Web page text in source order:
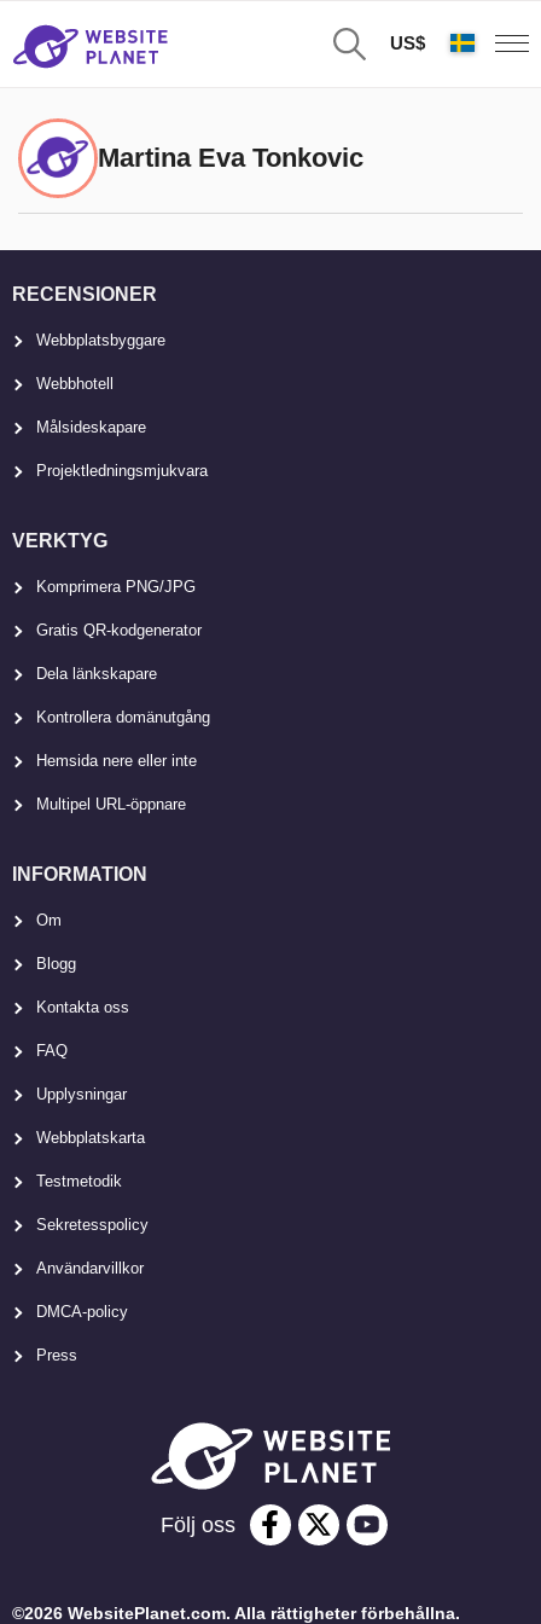
US$
Martina Eva Tonkovic
RECENSIONER
Webbplatsbyggare
Webbhotell
Målsideskapare
Projektledningsmjukvara
VERKTYG
Komprimera PNG/JPG
Gratis QR-kodgenerator
Dela länkskapare
Kontrollera domänutgång
Hemsida nere eller inte
Multipel URL-öppnare
INFORMATION
Om
Blogg
Kontakta oss
FAQ
Upplysningar
Webbplatskarta
Testmetodik
Sekretesspolicy
Användarvillkor
DMCA-policy
Press
Följ oss
©2026 WebsitePlanet.com. Alla rättigheter förbehållna.